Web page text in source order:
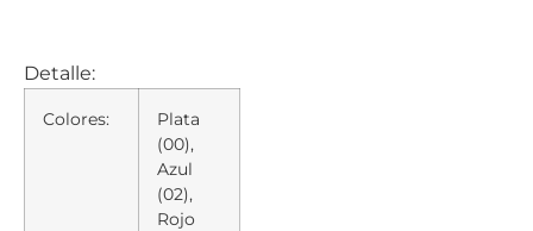
Detalle:
Colores:
Plata
(00),
Azul
(02),
Rojo